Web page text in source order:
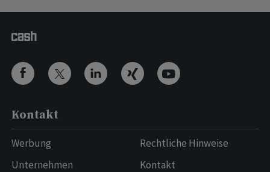
Kontakt
Werbung
Unternehmen
Rechtliche Hinweise
Kontakt